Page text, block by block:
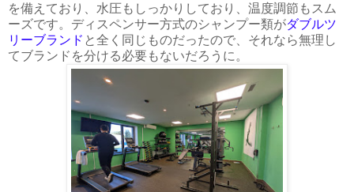
を備えており、水圧もしっかりしており、温度調節もスム
ーズです。ディスペンサー方式のシャンプー類がダブルツ
リーブランド と全く同じものだったので、それなら無理し
てブランドを分ける必要もないだろうに。